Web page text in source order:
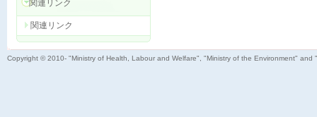
関連リンク
関連リンク
Copyright © 2010- "Ministry of Health, Labour and Welfare", "Ministry of the Environment"